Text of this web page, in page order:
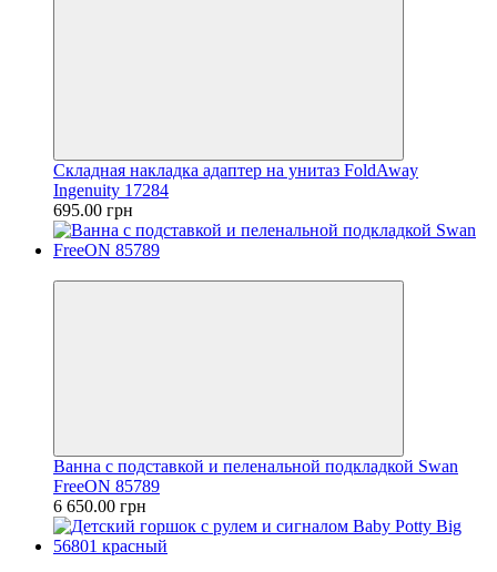
Складная накладка адаптер на унитаз FoldAway
Ingenuity 17284
695.00 грн
Ванна с подставкой и пеленальной подкладкой Swan
FreeON 85789
6 650.00 грн